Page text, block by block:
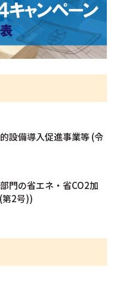
設備導入促進事業等 (令
門の省エネ・省CO2加
第2号))